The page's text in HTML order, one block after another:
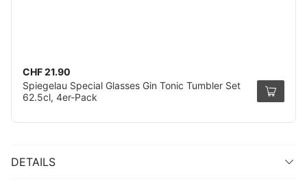
CHF 21.90
Spiegelau Special Glasses Gin Tonic Tumbler Set
62.5cl, 4er-Pack
DETAILS